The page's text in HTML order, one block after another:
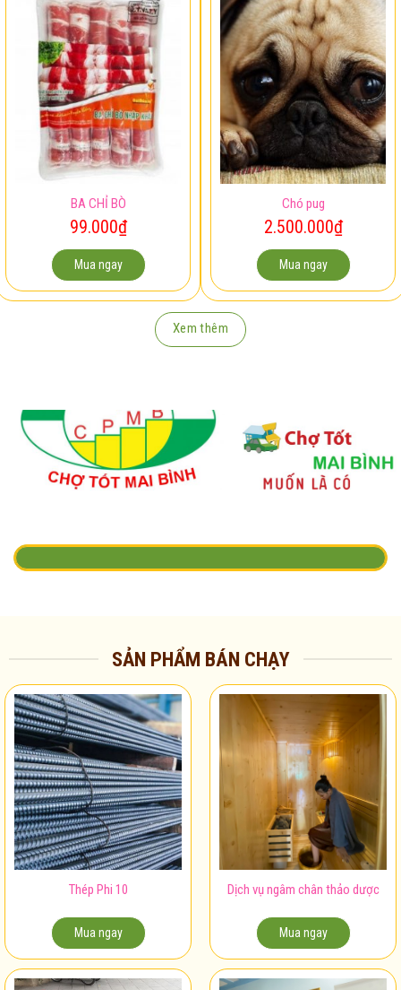
BA CHỈ BÒ
99.000₫
Mua ngay
Chó pug
2.500.000₫
Mua ngay
Xem thêm
SẢN PHẨM BÁN CHẠY
Thép Phi 10
Mua ngay
Dịch vụ ngâm chân thảo dược
Mua ngay